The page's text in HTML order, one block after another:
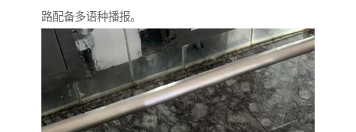
路配备多语种播报。